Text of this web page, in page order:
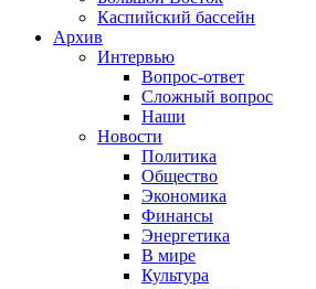
Каспийский бассейн
Архив
Интервью
Вопрос-ответ
Сложный вопрос
Наши
Новости
Политика
Общество
Экономика
Финансы
Энергетика
В мире
Культура